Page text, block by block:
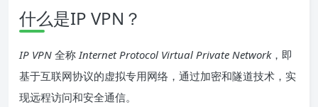
什么是IP VPN？
IP VPN 全称Internet Protocol Virtual Private Network，即
基于互联网协议的虚拟专用网络，通过加密和隧道技术，实
现远程访问和安全通信。